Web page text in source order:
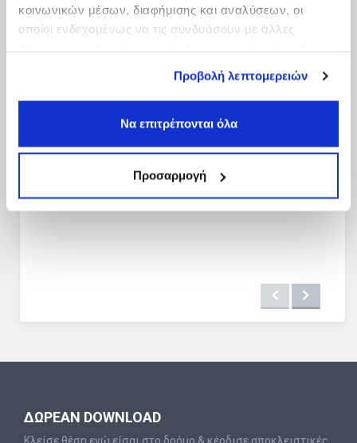
κοινωνικών μέσων, διαφήμισης και αναλύσεων, οι
οποίοι ενδεχομένως να τις συνδυάσουν με άλλες
έχουν συλλέξει σε σχέση με την από μέρους σας χρήση
Προβολή λεπτομερειών
Να επιτρέπονται όλα
Προσαρμογή
ΔΩΡΕΑΝ DOWNLOAD